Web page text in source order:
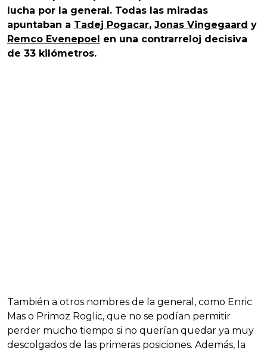
lucha por la general. Todas las miradas
apuntaban a Tadej Pogacar, Jonas Vingegaard y
Remco Evenepoel en una contrarreloj decisiva
de 33 kilómetros.
También a otros nombres de la general, como Enric
Mas o Primoz Roglic, que no se podían permitir
perder mucho tiempo si no querían quedar ya muy
descolgados de las primeras posiciones. Además, la